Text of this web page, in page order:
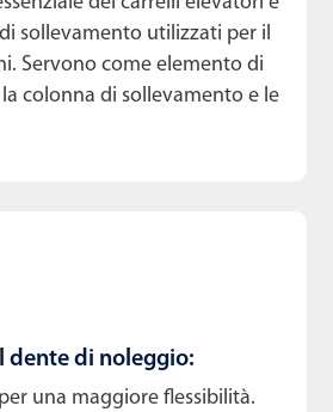
sollevamento utilizzati per il
Servono come elemento di
colonna di sollevamento e le
dente di noleggio:
una maggiore flessibilità.